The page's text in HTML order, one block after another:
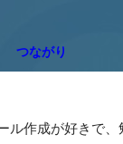
つながり
作成が好きで、